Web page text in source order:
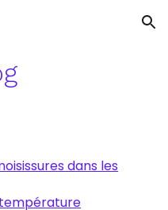
Skip to navigation
dans les